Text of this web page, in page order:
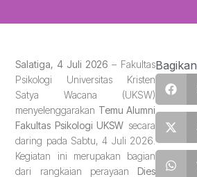
Salatiga, 4 Juli 2026 – Fakultas
Psikologi Universitas Kristen
Satya Wacana (UKSW)
menyelenggarakan Temu Alumni
Fakultas Psikologi UKSW secara
daring pada Sabtu, 4 Juli 2026.
Kegiatan ini merupakan bagian
dari rangkaian perayaan Dies